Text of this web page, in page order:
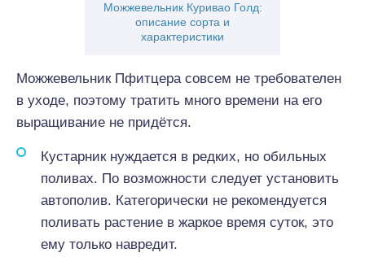
Можжевельник Куривао Голд:
описание сорта и
характеристики
Можжевельник Пфитцера совсем не требователен
в уходе, поэтому тратить много времени на его
выращивание не придётся.
Кустарник нуждается в редких, но обильных
поливах. По возможности следует установить
автополив. Категорически не рекомендуется
поливать растение в жаркое время суток, это
ему только навредит.